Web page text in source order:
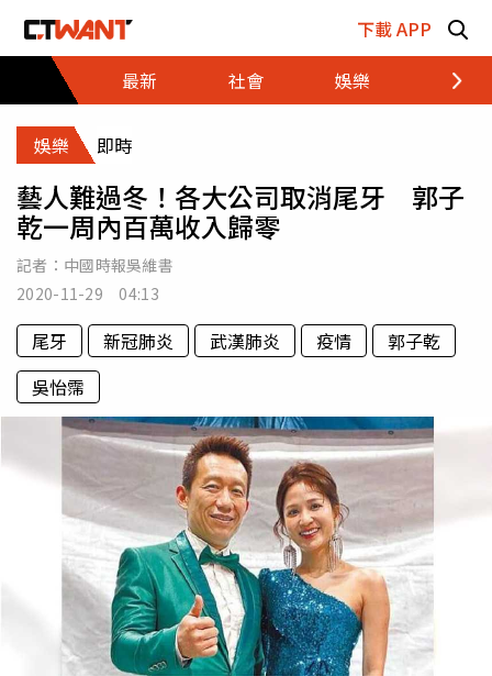
下載 APP
最新
社會 娛樂 財經
娛樂 即時
藝人難過冬！各大公司取消尾牙 郭子
乾一周內百萬收入歸零
記者： 中國時報吳維書
2020-11-29 04:13
尾牙 新冠肺炎 武漢肺炎 疫情
郭子乾
吳怡霈